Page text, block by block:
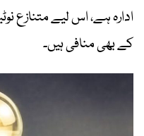
ادارہ ہے، اس لیے متنازع
کے بھی منافی ہیں۔